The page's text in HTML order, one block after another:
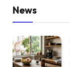
News